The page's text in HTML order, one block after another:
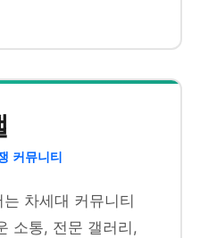
커뮤니티
차세대 커뮤니티
소통, 전문 갤러리,